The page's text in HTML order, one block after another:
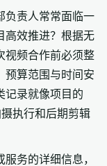
负责人常常面临一
高效推进？根据无
视频合作前必须整
预算范围与时间安
记录就像项目的
执行和后期剪辑
务的详细信息，